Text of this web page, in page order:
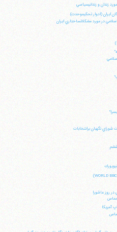
منتظری
شهید محمّد منتظری، كوچه